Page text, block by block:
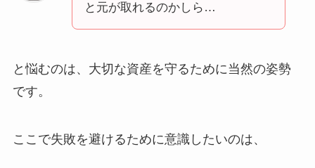
と元が取れるのかしら…
と悩むのは、大切な資産を守るために当然の姿勢
です。
ここで失敗を避けるために意識したいのは、